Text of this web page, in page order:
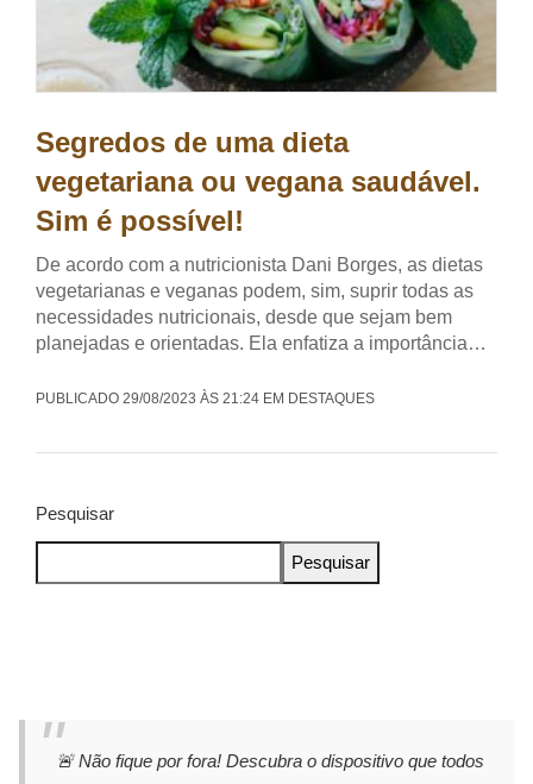
Segredos de uma dieta
vegetariana ou vegana saudável.
Sim é possível!
De acordo com a nutricionista Dani Borges, as dietas
vegetarianas e veganas podem, sim, suprir todas as
necessidades nutricionais, desde que sejam bem
planejadas e orientadas. Ela enfatiza a importância…
PUBLICADO 29/08/2023 ÀS 21:24 EM DESTAQUES
Pesquisar
Pesquisar
🚨 Não fique por fora! Descubra o dispositivo que todos